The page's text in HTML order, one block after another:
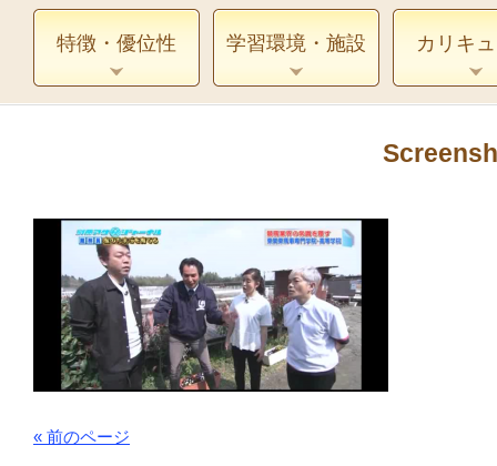
特徴・優位性 学習環境・施設 カリキ
« 前のページ